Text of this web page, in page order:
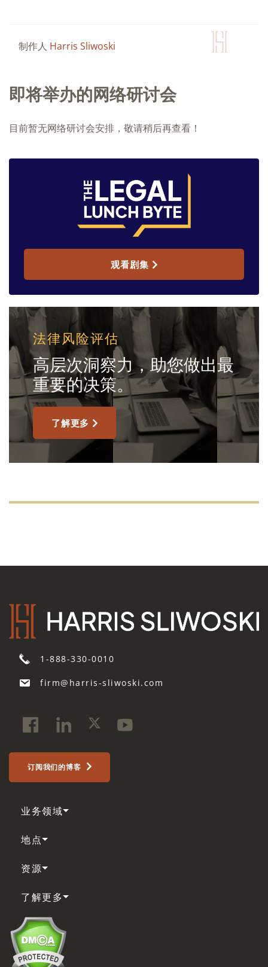
制作人 Harris Sliwoski
即将举办的网络研讨会
目前暂无网络研讨会安排，敬请稍后再查看！
观看剧集
法律风险评估
高层次洞察力，助您做出最
重要的决策。
了解更多
1-888-330-0010
firm@harris-sliwoski.com
订阅我们的博客
业务领域
地点
资源
了解更多